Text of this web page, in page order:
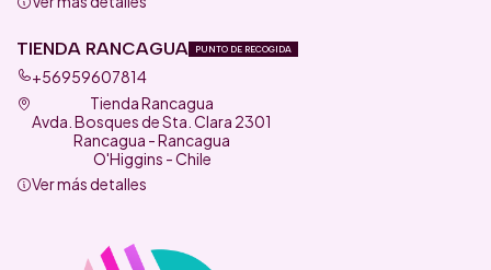
TIENDA RANCAGUA PUNTO DE RECOGIDA
+56959607814
Tienda Rancagua
Avda. Bosques de Sta. Clara 2301
Rancagua - Rancagua
O'Higgins - Chile
Ver más detalles